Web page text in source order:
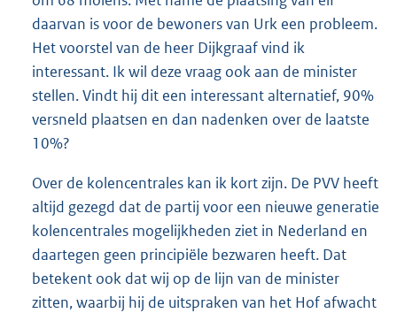
daarvan is voor de bewoners van Urk een probleem.
Het voorstel van de heer Dijkgraaf vind ik
interessant. Ik wil deze vraag ook aan de minister
stellen. Vindt hij dit een interessant alternatief, 90%
versneld plaatsen en dan nadenken over de laatste
10%?
Over de kolencentrales kan ik kort zijn. De PVV heeft
altijd gezegd dat de partij voor een nieuwe generatie
kolencentrales mogelijkheden ziet in Nederland en
daartegen geen principiële bezwaren heeft. Dat
betekent ook dat wij op de lijn van de minister
zitten, waarbij hij de uitspraken van het Hof afwacht